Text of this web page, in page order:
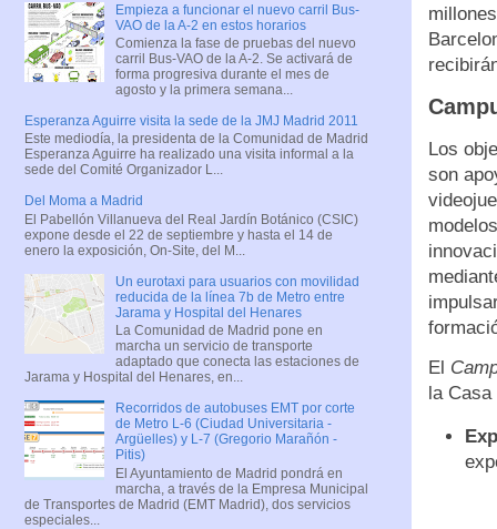
Los
son
El
la Casa
Empieza a funcionar el nuevo carril Bus-
VAO de la A-2 en estos horarios
Comienza la fase de pruebas del nuevo
carril Bus-VAO de la A-2. Se activará de
forma progresiva durante el mes de
agosto y la primera semana...
Esperanza Aguirre visita la sede de la JMJ Madrid 2011
Este mediodía, la presidenta de la Comunidad de Madrid
Esperanza Aguirre ha realizado una visita informal a la
sede del Comité Organizador L...
Del Moma a Madrid
El Pabellón Villanueva del Real Jardín Botánico (CSIC)
expone desde el 22 de septiembre y hasta el 14 de
enero la exposición, On-Site, del M...
Un eurotaxi para usuarios con movilidad
reducida de la línea 7b de Metro entre
Jarama y Hospital del Henares
La Comunidad de Madrid pone en
marcha un servicio de transporte
adaptado que conecta las estaciones de
Jarama y Hospital del Henares, en...
Recorridos de autobuses EMT por corte
de Metro L-6 (Ciudad Universitaria -
Argüelles) y L-7 (Gregorio Marañón -
Pitis)
El Ayuntamiento de Madrid pondrá en
marcha, a través de la Empresa Municipal
de Transportes de Madrid (EMT Madrid), dos servicios
especiales...